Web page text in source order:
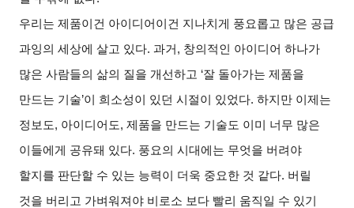
우리는 제품이건 아이디어이건 지나치게 풍요롭고 많은 공급
과잉의 세상에 살고 있다.과거 , 창의적인 아이디어 하나가
많은 사람들의 삶의 질을 개선하고 ‘잘 돌아가는 제품을
만드는 기술’이 희소성이 있던 시절이 있었다.하지만 이제는
정보도, 아이디어도,제품을 만드는 기술도 이미 너무 많은
이들에게 공유돼 있다. 풍요의 시대에는 무엇을 버려야
할지를 판단할 수 있는 능력이 더욱 중요한 것 같다. 버릴
것을 버리고 가벼워져야 비로소 보다 빨리 움직일 수 있기